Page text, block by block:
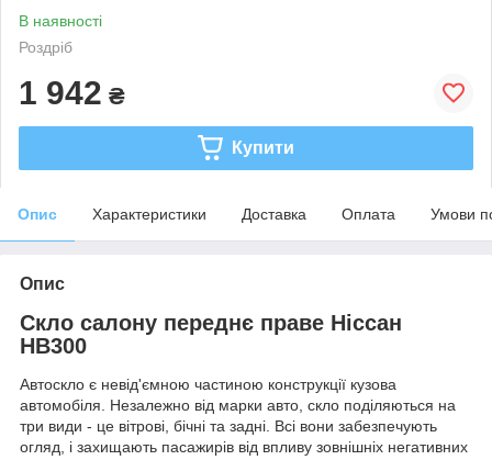
В наявності
Роздріб
1 942 ₴
Купити
Опис Характеристики Доставка Оплата Умови
Опис
Скло салону переднє праве Ніссан
НВ300
Автоскло є невід'ємною частиною конструкції кузова
автомобіля. Незалежно від марки авто, скло поділяються на
три види - це вітрові, бічні та задні. Всі вони забезпечують
огляд, і захищають пасажирів від впливу зовнішніх негативних